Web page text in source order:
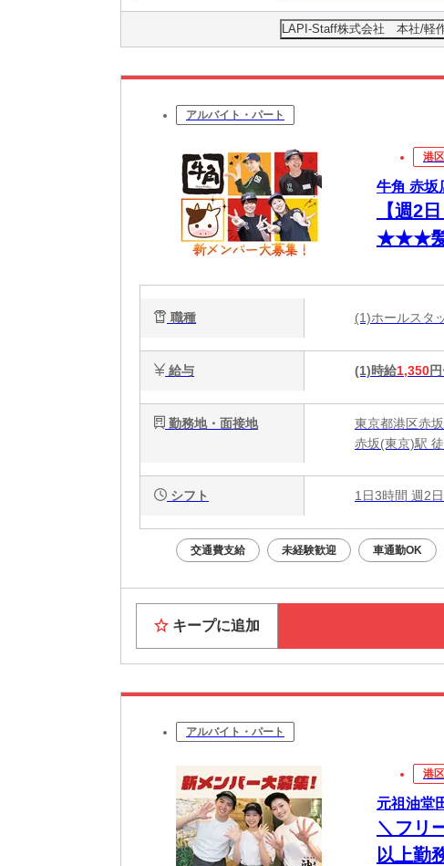
LAPI-Staff株式会社 本社/軽
アルバイト・パート
港区
牛角 赤坂
【週2
★★★髪
職種 (1)ホールス
給与 (1)時給1,350
勤務地・面接地
東京都港区赤
赤坂(東京)駅
シフト 1日3時間 週2
交通費支給 未経験歓迎 車通勤OK
キープに追加
アルバイト・パート
港区
元祖油堂
＼フリ
以上勤